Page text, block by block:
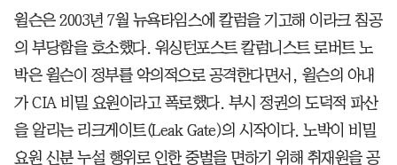
윌슨은 2003년 7월 뉴욕타임스에 칼럼을 기고해 이라크 침공
의 부당함을 호소했다. 워싱턴포스트 칼럼니스트 로버트 노
박은 윌슨이 정부를 악의적으로 공격한다면서, 윌슨의 아내
가 CIA 비밀 요원이라고 폭로했다. 부시 정권의 도덕적 파산
을 알리는 리크게이트(Leak Gate)의 시작이다. 노박이 비밀
요원 신분 누설 행위로 인한 중벌을 면하기 위해 취재원을 공